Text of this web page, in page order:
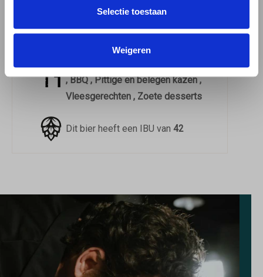
Selectie toestaan
Weigeren
Het smaakprofiel van dit bier
Chocolade Geroosterde mout ,
Dit bier smaakt heerlijk bij
, BBQ , Pittige en belegen kazen ,
Vleesgerechten , Zoete desserts
Dit bier heeft een IBU van 42